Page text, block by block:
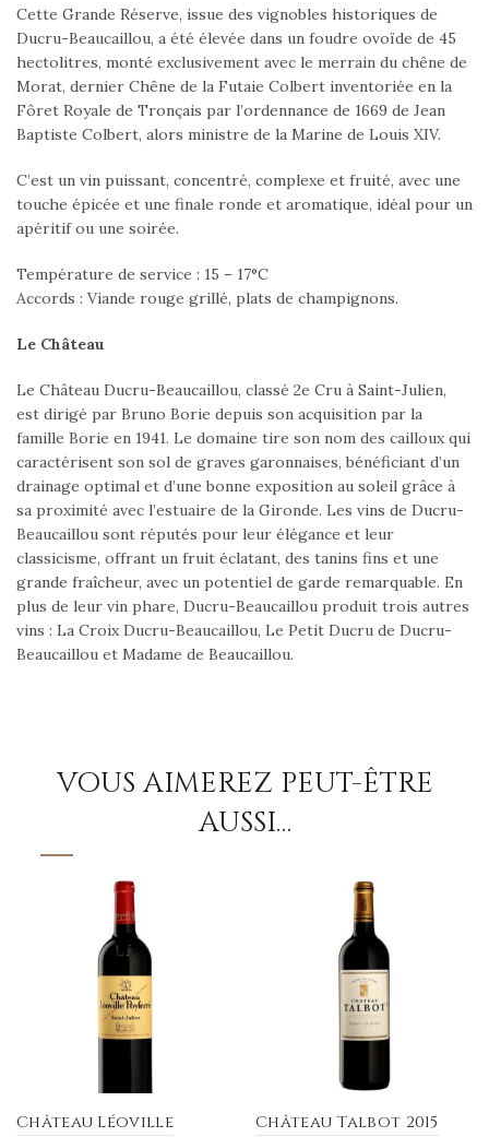
Cette Grande Réserve, issue des vignobles historiques de
Ducru-Beaucaillou, a été élevée dans un foudre ovoïde de 45
hectolitres, monté exclusivement avec le merrain du chêne de
Morat, dernier Chêne de la Futaie Colbert inventoriée en la
Fôret Royale de Tronçais par l’ordennance de 1669 de Jean
Baptiste Colbert, alors ministre de la Marine de Louis XIV.
C’est un vin puissant, concentré, complexe et fruité, avec une
touche épicée et une finale ronde et aromatique, idéal pour un
apéritif ou une soirée.
Température de service : 15 – 17°C
Accords : Viande rouge grillé, plats de champignons.
Le Château
Le Château Ducru-Beaucaillou, classé 2e Cru à Saint-Julien,
est dirigé par Bruno Borie depuis son acquisition par la
famille Borie en 1941. Le domaine tire son nom des cailloux qui
caractérisent son sol de graves garonnaises, bénéficiant d’un
drainage optimal et d’une bonne exposition au soleil grâce à
sa proximité avec l’estuaire de la Gironde. Les vins de Ducru-
Beaucaillou sont réputés pour leur élégance et leur
classicisme, offrant un fruit éclatant, des tanins fins et une
grande fraîcheur, avec un potentiel de garde remarquable. En
plus de leur vin phare, Ducru-Beaucaillou produit trois autres
vins : La Croix Ducru-Beaucaillou, Le Petit Ducru de Ducru-
Beaucaillou et Madame de Beaucaillou.
VOUS AIMEREZ PEUT-ÊTRE
AUSSI…
Château Léoville
Château Talbot 2015